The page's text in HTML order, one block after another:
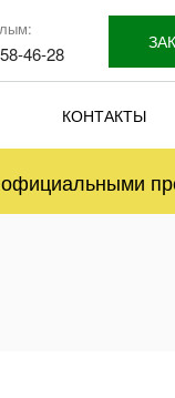
46-28
КОНТАКТЫ